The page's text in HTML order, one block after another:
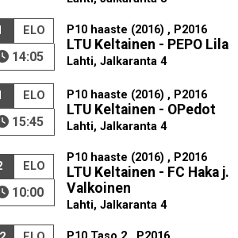
ELO
14:05
P10 haaste (2016) , P2016
LTU Keltainen - PEPO Lila
Lahti, Jalkaranta 4
ELO
15:45
P10 haaste (2016) , P2016
LTU Keltainen - OPedot
Lahti, Jalkaranta 4
ELO
10:00
P10 haaste (2016) , P2016
LTU Keltainen - FC Haka j.
Valkoinen
Lahti, Jalkaranta 4